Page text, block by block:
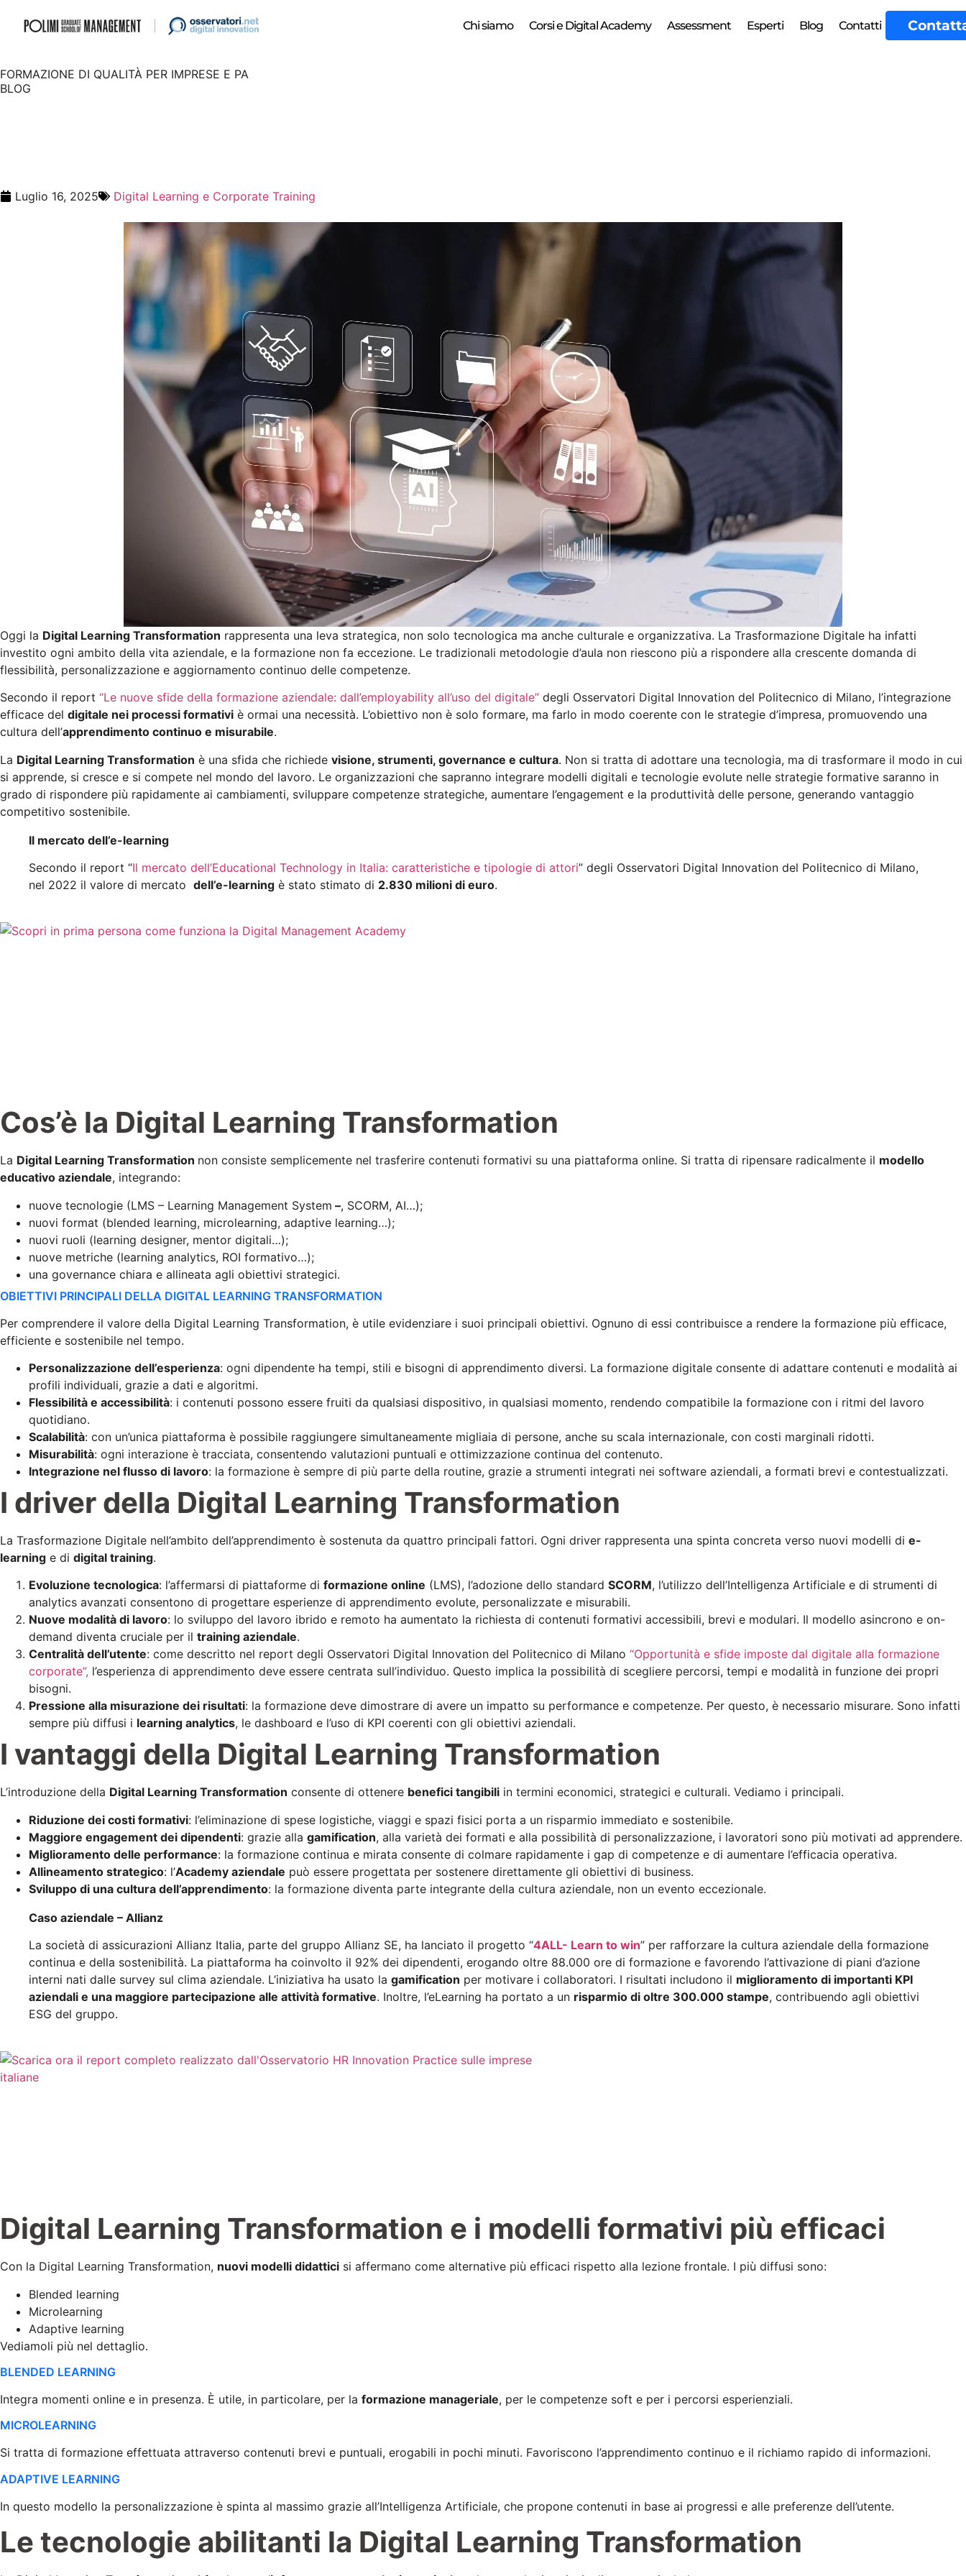
Chi siamo Corsi e Digital Academy Assessment Esperti Blog Contatti
FORMAZIONE DI QUALITÀ PER IMPRESE E PA
BLOG
Luglio 16, 2025 Digital Learning e Corporate Training
Oggi la Digital Learning Transformation rappresenta una leva strategica, non solo tecnologica ma anche culturale e organizzativa. La Trasformazione Digitale ha infatti
investito ogni ambito della vita aziendale, e la formazione non fa eccezione. Le tradizionali metodologie d’aula non riescono più a rispondere alla crescente domanda di
flessibilità, personalizzazione e aggiornamento continuo delle competenze.
Secondo il report “Le nuove sfide della formazione aziendale: dall’employability all’uso del digitale” degli Osservatori Digital Innovation del Politecnico di Milano, l’integrazione
efficace del digitale nei processi formativi è ormai una necessità. L’obiettivo non è solo formare, ma farlo in modo coerente con le strategie d’impresa, promuovendo una
cultura dell’apprendimento continuo e misurabile.
La Digital Learning Transformation è una sfida che richiede visione, strumenti, governance e cultura. Non si tratta di adottare una tecnologia, ma di trasformare il modo in cui
si apprende, si cresce e si compete nel mondo del lavoro. Le organizzazioni che sapranno integrare modelli digitali e tecnologie evolute nelle strategie formative saranno in
grado di rispondere più rapidamente ai cambiamenti, sviluppare competenze strategiche, aumentare l’engagement e la produttività delle persone, generando vantaggio
competitivo sostenibile.
Il mercato dell’e-learning
Secondo il report “Il mercato dell’Educational Technology in Italia: caratteristiche e tipologie di attori” degli Osservatori Digital Innovation del Politecnico di Milano,
nel 2022 il valore di mercato dell’e-learning è stato stimato di 2.830 milioni di euro.
Cos’è la Digital Learning Transformation
La Digital Learning Transformation non consiste semplicemente nel trasferire contenuti formativi su una piattaforma online. Si tratta di ripensare radicalmente il modello
educativo aziendale, integrando:
nuove tecnologie (LMS – Learning Management System –, SCORM, AI…);
nuovi format (blended learning, microlearning, adaptive learning…);
nuovi ruoli (learning designer, mentor digitali…);
nuove metriche (learning analytics, ROI formativo…);
una governance chiara e allineata agli obiettivi strategici.
OBIETTIVI PRINCIPALI DELLA DIGITAL LEARNING TRANSFORMATION
Per comprendere il valore della Digital Learning Transformation, è utile evidenziare i suoi principali obiettivi. Ognuno di essi contribuisce a rendere la formazione più efficace,
efficiente e sostenibile nel tempo.
Personalizzazione dell’esperienza: ogni dipendente ha tempi, stili e bisogni di apprendimento diversi. La formazione digitale consente di adattare contenuti e modalità ai
profili individuali, grazie a dati e algoritmi.
Flessibilità e accessibilità: i contenuti possono essere fruiti da qualsiasi dispositivo, in qualsiasi momento, rendendo compatibile la formazione con i ritmi del lavoro
quotidiano.
Scalabilità: con un’unica piattaforma è possibile raggiungere simultaneamente migliaia di persone, anche su scala internazionale, con costi marginali ridotti.
Misurabilità: ogni interazione è tracciata, consentendo valutazioni puntuali e ottimizzazione continua del contenuto.
Integrazione nel flusso di lavoro: la formazione è sempre di più parte della routine, grazie a strumenti integrati nei software aziendali, a formati brevi e contestualizzati.
I driver della Digital Learning Transformation
La Trasformazione Digitale nell’ambito dell’apprendimento è sostenuta da quattro principali fattori. Ogni driver rappresenta una spinta concreta verso nuovi modelli di e-
learning e di digital training.
Evoluzione tecnologica: l’affermarsi di piattaforme di formazione online (LMS), l’adozione dello standard SCORM, l’utilizzo dell’Intelligenza Artificiale e di strumenti di
analytics avanzati consentono di progettare esperienze di apprendimento evolute, personalizzate e misurabili.
Nuove modalità di lavoro: lo sviluppo del lavoro ibrido e remoto ha aumentato la richiesta di contenuti formativi accessibili, brevi e modulari. Il modello asincrono e on-
demand diventa cruciale per il training aziendale.
Centralità dell’utente: come descritto nel report degli Osservatori Digital Innovation del Politecnico di Milano “Opportunità e sfide imposte dal digitale alla formazione
corporate”, l’esperienza di apprendimento deve essere centrata sull’individuo. Questo implica la possibilità di scegliere percorsi, tempi e modalità in funzione dei propri
bisogni.
Pressione alla misurazione dei risultati: la formazione deve dimostrare di avere un impatto su performance e competenze. Per questo, è necessario misurare. Sono infatti
sempre più diffusi i learning analytics, le dashboard e l’uso di KPI coerenti con gli obiettivi aziendali.
I vantaggi della Digital Learning Transformation
L’introduzione della Digital Learning Transformation consente di ottenere benefici tangibili in termini economici, strategici e culturali. Vediamo i principali.
Riduzione dei costi formativi: l’eliminazione di spese logistiche, viaggi e spazi fisici porta a un risparmio immediato e sostenibile.
Maggiore engagement dei dipendenti: grazie alla gamification, alla varietà dei formati e alla possibilità di personalizzazione, i lavoratori sono più motivati ad apprendere.
Miglioramento delle performance: la formazione continua e mirata consente di colmare rapidamente i gap di competenze e di aumentare l’efficacia operativa.
Allineamento strategico: l’Academy aziendale può essere progettata per sostenere direttamente gli obiettivi di business.
Sviluppo di una cultura dell’apprendimento: la formazione diventa parte integrante della cultura aziendale, non un evento eccezionale.
Caso aziendale – Allianz
La società di assicurazioni Allianz Italia, parte del gruppo Allianz SE, ha lanciato il progetto “4ALL- Learn to win” per rafforzare la cultura aziendale della formazione
continua e della sostenibilità. La piattaforma ha coinvolto il 92% dei dipendenti, erogando oltre 88.000 ore di formazione e favorendo l’attivazione di piani d’azione
interni nati dalle survey sul clima aziendale. L’iniziativa ha usato la gamification per motivare i collaboratori. I risultati includono il miglioramento di importanti KPI
aziendali e una maggiore partecipazione alle attività formative. Inoltre, l’eLearning ha portato a un risparmio di oltre 300.000 stampe, contribuendo agli obiettivi
ESG del gruppo.
Digital Learning Transformation e i modelli formativi più efficaci
Con la Digital Learning Transformation, nuovi modelli didattici si affermano come alternative più efficaci rispetto alla lezione frontale. I più diffusi sono:
Blended learning
Microlearning
Adaptive learning
Vediamoli più nel dettaglio.
BLENDED LEARNING
Integra momenti online e in presenza. È utile, in particolare, per la formazione manageriale, per le competenze soft e per i percorsi esperienziali.
MICROLEARNING
Si tratta di formazione effettuata attraverso contenuti brevi e puntuali, erogabili in pochi minuti. Favoriscono l’apprendimento continuo e il richiamo rapido di informazioni.
ADAPTIVE LEARNING
In questo modello la personalizzazione è spinta al massimo grazie all’Intelligenza Artificiale, che propone contenuti in base ai progressi e alle preferenze dell’utente.
Le tecnologie abilitanti la Digital Learning Transformation